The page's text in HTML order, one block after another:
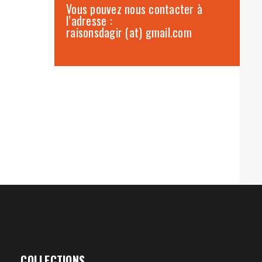
Vous pouvez nous contacter à
l’adresse :
raisonsdagir (at) gmail.com